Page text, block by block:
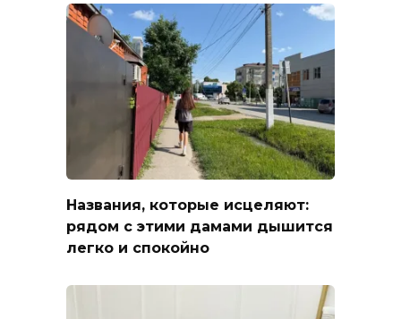
Названия, которые исцеляют:
рядом с этими дамами дышится
легко и спокойно